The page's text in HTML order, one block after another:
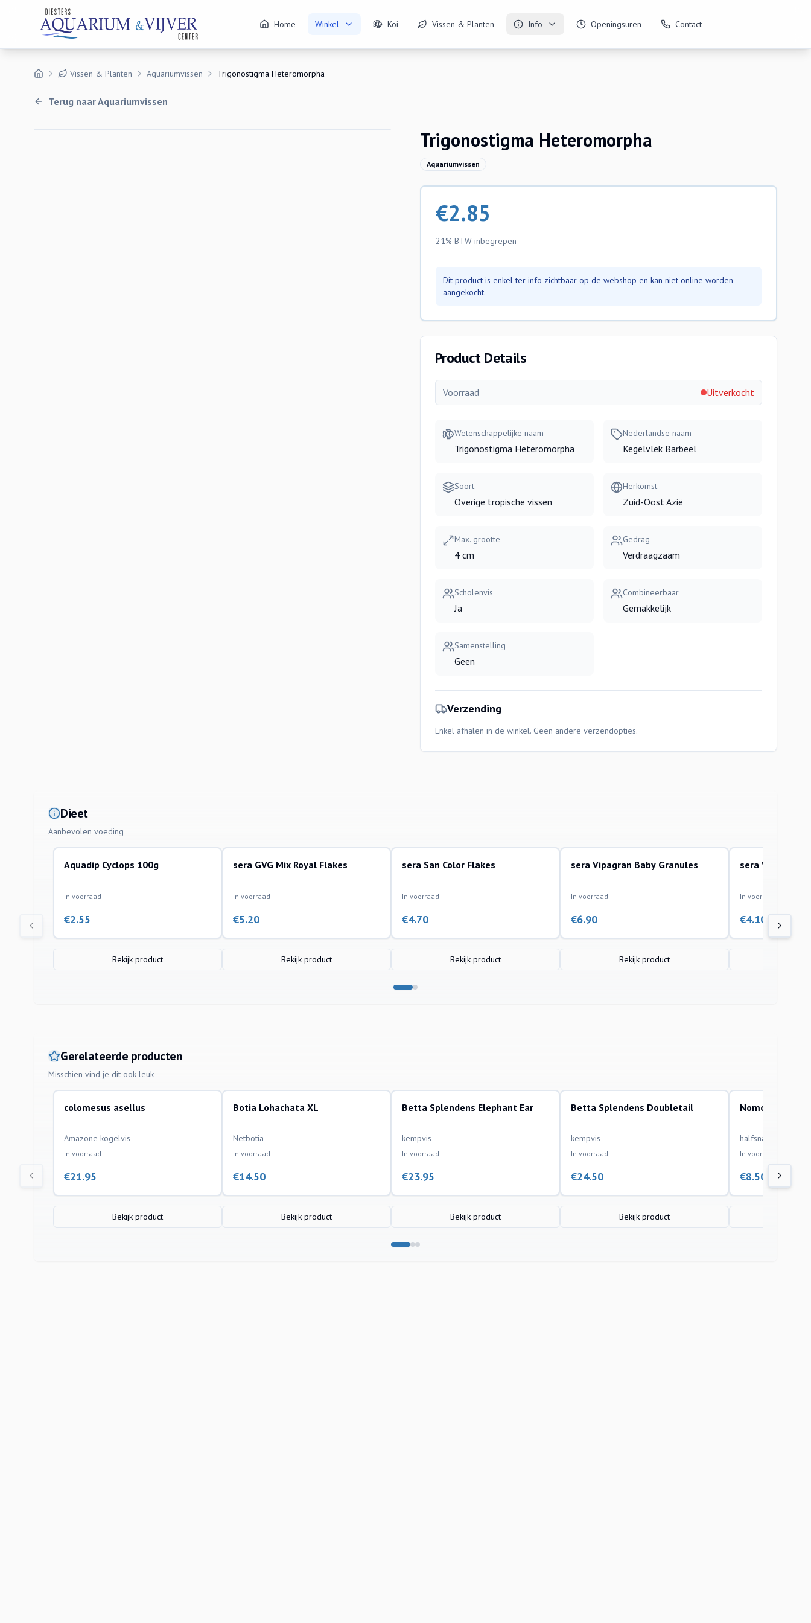
Home Winkel Koi Vissen & Planten Info Openingsuren Contact
Vissen & Planten Aquariumvissen Trigonostigma Heteromorpha
Terug naarAquariumvissen
Trigonostigma Heteromorpha
Aquariumvissen
€2.85
21% BTW inbegrepen
Dit product is enkel ter info zichtbaar op de webshop en kan niet online worden
aangekocht.
Product Details
Voorraad Uitverkocht
Wetenschappelijke naam
Trigonostigma Heteromorpha
Nederlandse naam
Kegelvlek Barbeel
Soort
Overige tropische vissen
Herkomst
Zuid-Oost Azië
Max. grootte
4 cm
Gedrag
Verdraagzaam
Scholenvis
Ja
Combineerbaar
Gemakkelijk
Samenstelling
Geen
Verzending
Enkel afhalen in de winkel. Geen andere verzendopties.
Dieet
Aanbevolen voeding
Aquadip Cyclops 100g
In voorraad
€2.55
Bekijk product
sera GVG Mix Royal Flakes
In voorraad
€5.20
Bekijk product
sera San Color Flakes
In voorraad
€4.70
Bekijk product
sera Vipagran Baby Granules
In voorraad
€6.90
Bekijk product
sera Vipan
In voorraad
€4.10
Gerelateerde producten
Misschien vind je dit ook leuk
aquariumvissen
colomesus asellus
Amazone kogelvis
In voorraad
€21.95
Bekijk product
aquariumvissen
Botia Lohachata XL
Netbotia
In voorraad
€14.50
Bekijk product
aquariumvissen
Betta Splendens Elephant Ear
kempvis
In voorraad
€23.95
Bekijk product
aquariumvissen
Betta Splendens Doubletail
kempvis
In voorraad
€24.50
Bekijk product
aquariumvissen
halfsnavelbek
In voorraad
€8.50